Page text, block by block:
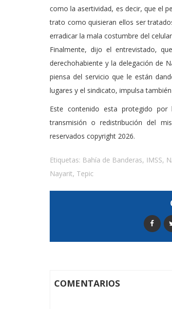
como la asertividad, es decir, que el
trato como quisieran ellos ser
erradicar la mala costumbre del
Finalmente, dijo el entrevistado,
derechohabiente y la delegación de
piensa del servicio que le están
lugares y el sindicato, impulsa
Este contenido esta protegido
transmisión o redistribución del
reservados copyright 2026.
Etiquetas: Bahía de Banderas, IMSS,
Nayarit, Tepic
COMENTARIOS